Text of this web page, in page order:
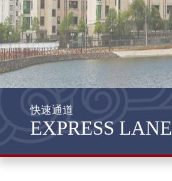
快速通道
EXPRESS LANE